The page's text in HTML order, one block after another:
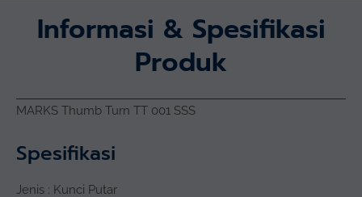
Informasi & Spesifikasi
Produk
MARKS Thumb Turn TT 001 SSS
Spesifikasi
Jenis : Kunci Putar